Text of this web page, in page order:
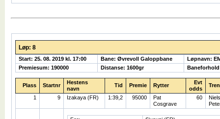
Løp: 8
Start: 25. 08. 2019 kl. 17:00 Bane: Øvrevoll Galoppbane
Løpnavn:
Premiesum: 190000
Distanse: 1600gr
Plass Startnr
Hestens
navn
Tid Premie Rytter
Evt
odds
1 9 Izakaya (FR) 1:39,2 95000
Pat
Cosgrave
60
Niels